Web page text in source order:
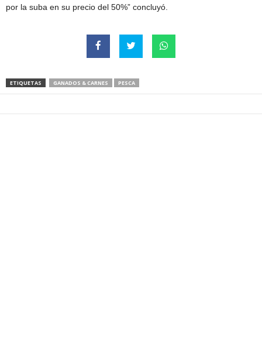
por la suba en su precio del 50%” concluyó.
ETIQUETAS GANADOS & CARNES PESCA